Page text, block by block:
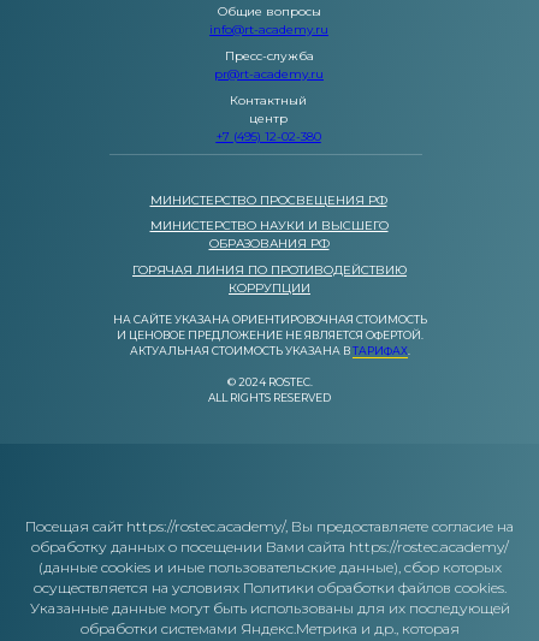
© 2024 ROSTEC.
ALL RIGHTS RESERVED
ГОРЯЧАЯ ЛИНИЯ ПО ПРОТИВОДЕЙСТВИЮ
КОРРУПЦИИ
МИНИСТЕРСТВО НАУКИ И ВЫСШЕГО
ОБРАЗОВАНИЯ РФ
МИНИСТЕРСТВО ПРОСВЕЩЕНИЯ РФ
НА САЙТЕ УКАЗАНА ОРИЕНТИРОВОЧНАЯ СТОИМОСТЬ
И ЦЕНОВОЕ ПРЕДЛОЖЕНИЕ НЕ ЯВЛЯЕТСЯ ОФЕРТОЙ.
АКТУАЛЬНАЯ СТОИМОСТЬ УКАЗАНА ВТАРИФАХ
Общие вопросы
info@rt-academy.ru
Пресс-служба
pr@rt-academy.ru
Контактный
центр
+7 (495) 12-02-380
Посещая сайт https://rostec.academy/, Вы предоставляете согласие на
обработку данных о посещении Вами сайта https://rostec.academy/
(данные cookies и иные пользовательские данные), сбор которых
осуществляется на условиях Политики обработки файлов cookies.
Указанные данные могут быть использованы для их последующей
обработки системами Яндекс.Метрика и др., которая